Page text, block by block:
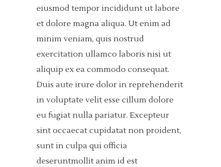
eiusmod tempor incididunt ut labore
et dolore magna aliqua. Ut enim ad
minim veniam, quis nostrud
exercitation ullamco laboris nisi ut
aliquip ex ea commodo consequat.
Duis aute irure dolor in reprehenderit
in voluptate velit esse cillum dolore
eu fugiat nulla pariatur. Excepteur
sint occaecat cupidatat non proident,
sunt in culpa qui officia
deseruntmollit anim id est